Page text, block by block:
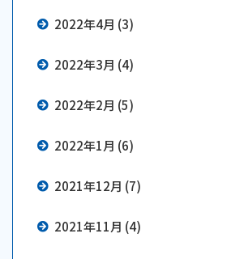
2022年4月 (3)
2022年3月 (4)
2022年2月 (5)
2022年1月 (6)
2021年12月 (7)
2021年11月 (4)